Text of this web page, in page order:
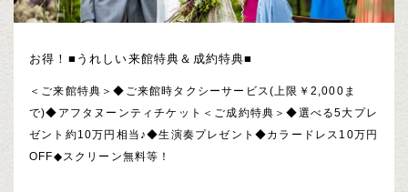
お得！■うれしい来館特典＆成約特典■
＜ご来館特典＞◆ご来館時タクシーサービス(上限￥2,000ま
で)◆アフタヌーンティチケット＜ご成約特典＞◆選べる5大プレ
ゼント約10万円相当♪◆生演奏プレゼント◆カラードレス10万円
OFF◆スクリーン無料等！